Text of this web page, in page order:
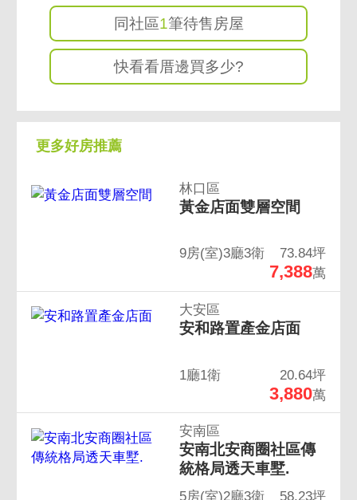
同社區1筆待售房屋
快看看厝邊買多少?
更多好房推薦
林口區
黃金店面雙層空間
9房(室)3廳3衛 73.84坪
7,388萬
大安區
安和路置產金店面
1廳1衛 20.64坪
3,880萬
安南區
安南北安商圈社區傳
統格局透天車墅.
5房(室)2廳3衛 58.23坪